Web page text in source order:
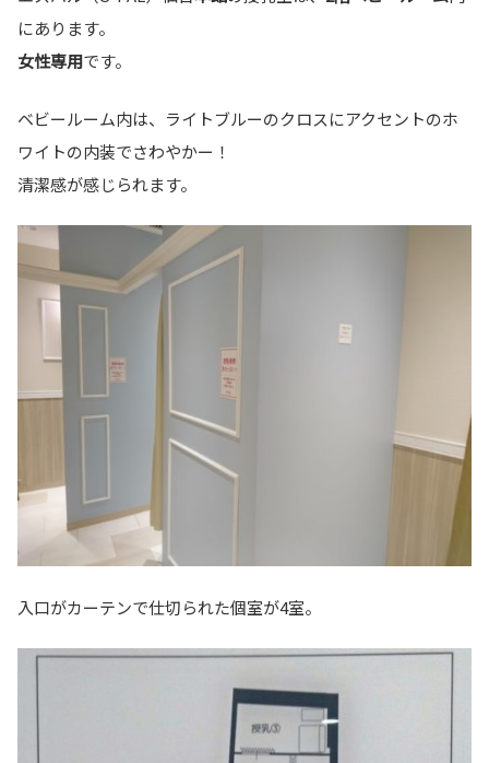
にあります。
女性専用です。
ベビールーム内は、ライトブルーのクロスにアクセントのホ
ワイトの内装でさわやかー！
清潔感が感じられます。
入口がカーテンで仕切られた個室が4室。